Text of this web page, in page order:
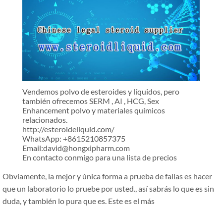
Vendemos polvo de esteroides y líquidos, pero
también ofrecemos SERM , AI , HCG, Sex
Enhancement polvo y materiales químicos
relacionados.
http://esteroideliquid.com/
WhatsApp: +8615210857375
Email:david@hongxipharm.com
En contacto conmigo para una lista de precios
Obviamente, la mejor y única forma a prueba de fallas es hacer
que un laboratorio lo pruebe por usted., así sabrás lo que es sin
duda, y también lo pura que es. Este es el más